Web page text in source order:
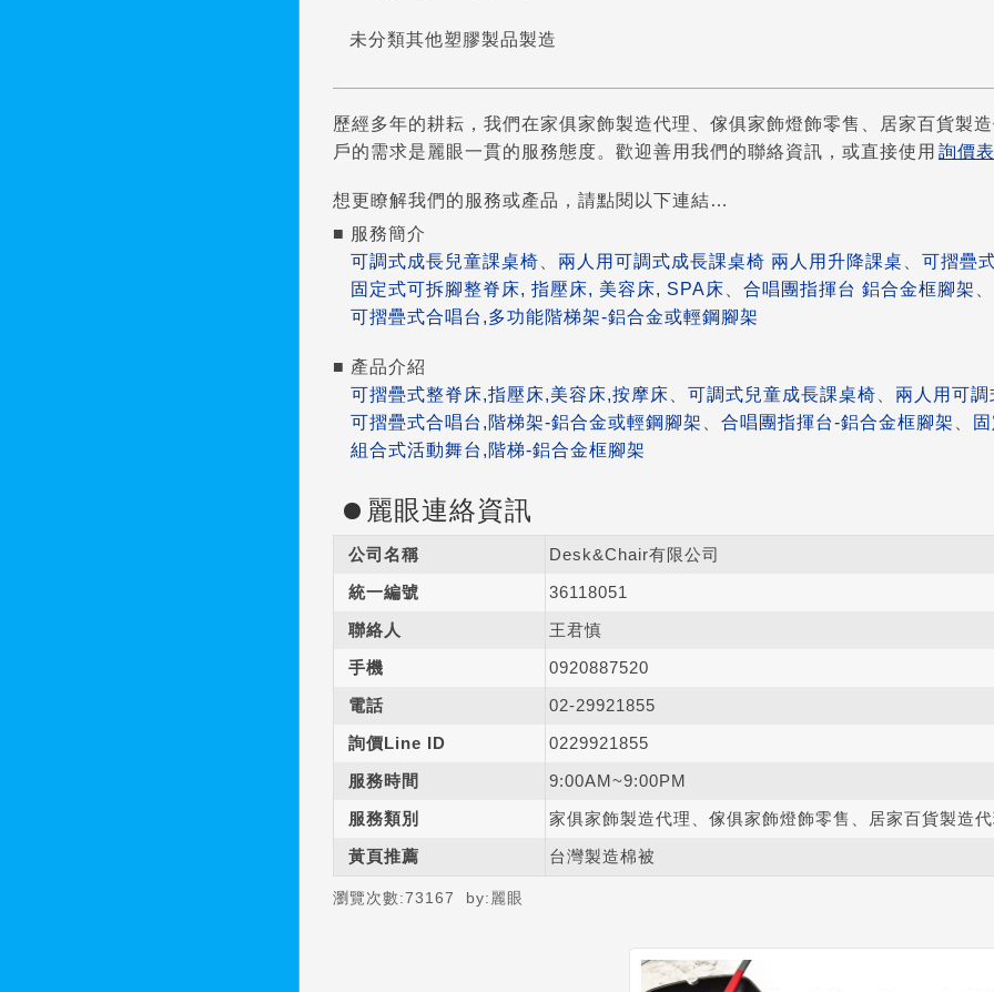
未分類其他塑膠製品製造
歷經多年的耕耘，我們在家俱家飾製造代理、傢俱家飾燈飾零售、居家百貨製
戶的需求是麗眼一貫的服務態度。歡迎善用我們的聯絡資訊，或直接使用 詢價
想更瞭解我們的服務或產品，請點閱以下連結…
■ 服務簡介
可調式成長兒童課桌椅、 兩人用可調式成長課桌椅 兩人用升降課桌 、
可摺疊
固定式可拆腳整脊床, 指壓床, 美容床, SPA床 、 合唱團指揮台 鋁合金框腳架 、
可摺疊式合唱台,多功能階梯架-鋁合金或輕鋼腳架
■ 產品介紹
可摺疊式整脊床,指壓床,美容床,按摩床 、 可調式兒童成長課桌椅、 兩人用可
可摺疊式合唱台,階梯架-鋁合金或輕鋼腳架 、 合唱團指揮台-鋁合金框腳架 、
組合式活動舞台,階梯-鋁合金框腳架
麗眼連絡資訊
公司名稱
Desk&Chair有限公司
統一編號
36118051
聯絡人
王君慎
手機
0920887520
電話
02-29921855
詢價Line ID
0229921855
服務時間
9:00AM~9:00PM
服務類別
家俱家飾製造代理、傢俱家飾燈飾零售、居家百貨製造
黃頁推薦
台灣製造棉被
瀏覽次數:73167 by: 麗眼